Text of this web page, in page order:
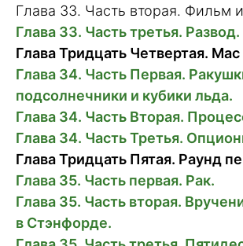
Глава 33. Часть вторая. Фильм
Глава 33. Часть третья. Развод.
Глава Тридцать Четвертая. Mac
Глава 34. Часть Первая.
подсолнечники и кубики льда.
Глава 34. Часть Вторая.
Глава 34. Часть Третья.
Глава Тридцать Пятая. Раунд
Глава 35. Часть первая. Рак.
Глава 35. Часть вторая.
в Стэнфорде.